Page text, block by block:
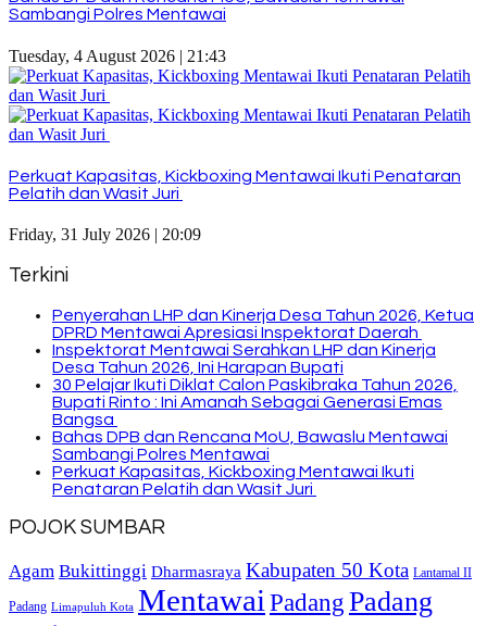
Sambangi Polres Mentawai
Tuesday, 4 August 2026 | 21:43
Perkuat Kapasitas, Kickboxing Mentawai Ikuti Penataran
Pelatih dan Wasit Juri
Friday, 31 July 2026 | 20:09
Terkini
Penyerahan LHP dan Kinerja Desa Tahun 2026, Ketua
DPRD Mentawai Apresiasi Inspektorat Daerah
Inspektorat Mentawai Serahkan LHP dan Kinerja
Desa Tahun 2026, Ini Harapan Bupati
30 Pelajar Ikuti Diklat Calon Paskibraka Tahun 2026,
Bupati Rinto : Ini Amanah Sebagai Generasi Emas
Bangsa
Bahas DPB dan Rencana MoU, Bawaslu Mentawai
Sambangi Polres Mentawai
Perkuat Kapasitas, Kickboxing Mentawai Ikuti
Penataran Pelatih dan Wasit Juri
POJOK SUMBAR
Agam Bukittinggi Dharmasraya Kabupaten 50 Kota Lantamal II
Padang Limapuluh Kota Mentawai PadangPadang